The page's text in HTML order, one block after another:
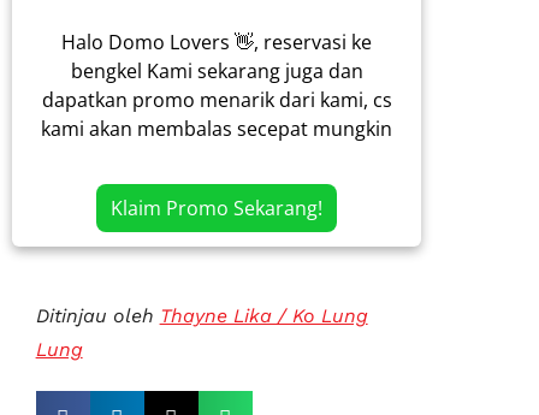
Halo Domo Lovers 👋, reservasi ke
bengkel Kami sekarang juga dan
dapatkan promo menarik dari kami, cs
kami akan membalas secepat mungkin
Klaim Promo Sekarang!
Ditinjau oleh Thayne Lika / Ko Lung
Lung